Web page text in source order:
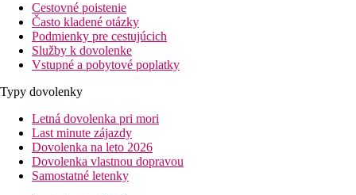
Stravovanie je ponúkané formou bufetových ranajok
Vzdialenosti
500 m
Centrum mesta
53 km
Vzdialenosť od najbližšieho letiska
Fotogaléria
Cestovné poistenie
Často kladené otázky
Podmienky pre cestujúcich
Služby k dovolenke
Vstupné a pobytové poplatky
Typy dovolenky
Letná dovolenka pri mori
Last minute zájazdy
Dovolenka na leto 2026
Dovolenka vlastnou dopravou
Samostatné letenky